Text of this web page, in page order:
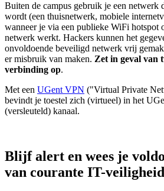
Buiten de campus gebruik je een netwerk
wordt (een thuisnetwerk, mobiele
wanneer je via een publieke WiFi hotspot
netwerk werkt. Hackers kunnen het
onvoldoende beveiligd netwerk vrij
er misbruik van maken. Zet in geval van
verbinding op.
Met een UGent VPN ("Virtual Private
bevindt je toestel zich (virtueel) in het
(versleuteld) kanaal.
Blijf alert en wees je
van courante IT-